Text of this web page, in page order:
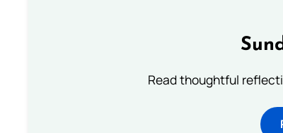
Read thoughtful